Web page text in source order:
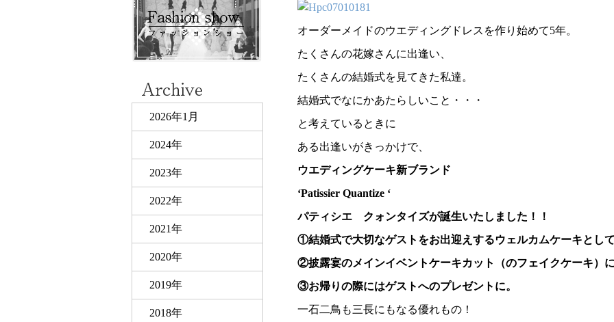
オーダーメイドのウエディングドレスを作り始めて5年。
たくさんの花嫁さんに出逢い、
たくさんの結婚式を見てきた私達。
結婚式でなにかあたらしいこと・・・
と考えているときに
ある出逢いがきっかけで、
ウエディングケーキ新ブランド
‘Patissier Quantize ‘
パティシエ クォンタイズが誕生いたしました！！
①結婚式で大切なゲストをお出迎えするウェルカムケーキとして
②披露宴のメインイベントケーキカット（のフェイクケーキ）に
③お帰りの際にはゲストへのプレゼントに。
一石二鳥も三長にもなる優れもの！
2026年1月
2024年
2023年
2022年
2021年
2020年
2019年
2018年